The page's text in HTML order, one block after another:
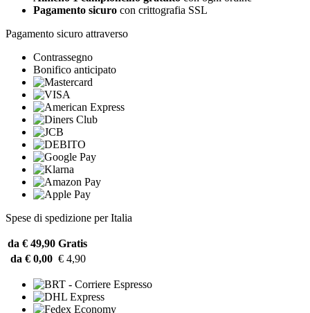
Pagamento sicuro con crittografia SSL
Pagamento sicuro attraverso
Contrassegno
Bonifico anticipato
Spese di spedizione per Italia
da € 49,90 Gratis
da € 0,00 € 4,90